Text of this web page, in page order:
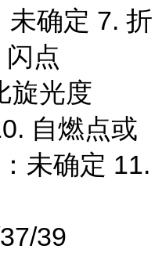
未确定 7. 折
点
旋光度
自燃点或
未确定 11.
39